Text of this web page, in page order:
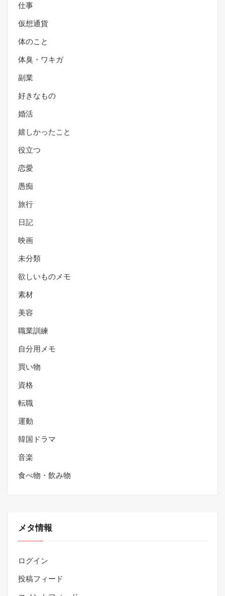
仕事
仮想通貨
体のこと
体臭・ワキガ
副業
好きなもの
婚活
嬉しかったこと
役立つ
恋愛
愚痴
旅行
日記
映画
未分類
欲しいものメモ
素材
美容
職業訓練
自分用メモ
買い物
資格
転職
運動
韓国ドラマ
音楽
食べ物・飲み物
メタ情報
ログイン
投稿フィード